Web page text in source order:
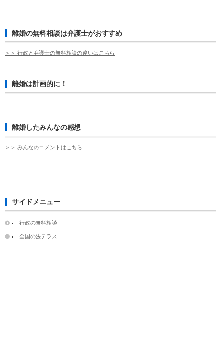
離婚の無料相談は弁護士がおすすめ
＞＞ 行政と弁護士の無料相談の違いはこちら
離婚は計画的に！
離婚したみんなの感想
＞＞ みんなのコメントはこちら
サイドメニュー
行政の無料相談
全国の法テラス